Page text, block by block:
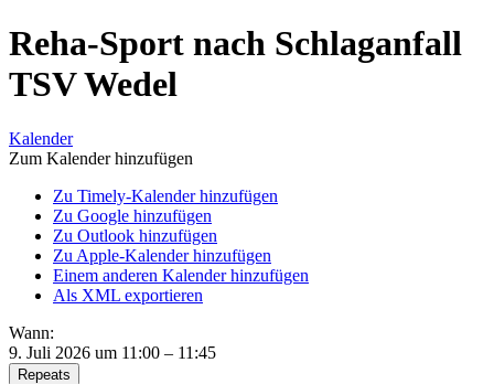
Reha-Sport nach Schlaganfall
TSV Wedel
Kalender
Zum Kalender hinzufügen
Zu Timely-Kalender hinzufügen
Zu Google hinzufügen
Zu Outlook hinzufügen
Zu Apple-Kalender hinzufügen
Einem anderen Kalender hinzufügen
Als XML exportieren
Wann:
9. Juli 2026 um 11:00 – 11:45
Repeats